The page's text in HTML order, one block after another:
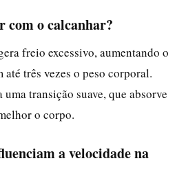
com o calcanhar?
freio excessivo, aumentando o
três vezes o peso corporal.
transição suave, que absorve
o corpo.
a velocidade na